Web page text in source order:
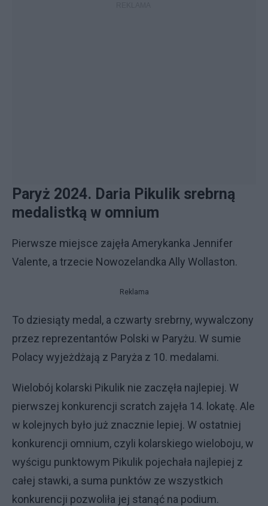
Paryż 2024. Daria Pikulik srebrną
medalistką w omnium
Pierwsze miejsce zajęła Amerykanka Jennifer
Valente, a trzecie Nowozelandka Ally Wollaston.
Reklama
To dziesiąty medal, a czwarty srebrny, wywalczony
przez reprezentantów Polski w Paryżu. W sumie
Polacy wyjeżdżają z Paryża z 10. medalami.
Wielobój kolarski Pikulik nie zaczęła najlepiej. W
pierwszej konkurencji scratch zajęła 14. lokatę. Ale
w kolejnych było już znacznie lepiej. W ostatniej
konkurencji omnium, czyli kolarskiego wieloboju, w
wyścigu punktowym Pikulik pojechała najlepiej z
całej stawki, a suma punktów ze wszystkich
konkurencji pozwoliła jej stanąć na podium.